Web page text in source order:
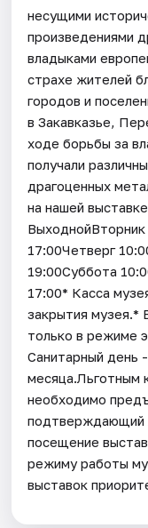
несущими
произведениями
владыками
страхе жителей
городов и
в Закавказье,
ходе борьбы за
получали
драгоценных
на нашей
17:00Четверг
19:00Суббота
17:00* Касса
закрытия музея.*
только в режиме
Санитарный день
месяца.Льготным
необходимо
подтверждающий
посещение
режиму работы
выставок